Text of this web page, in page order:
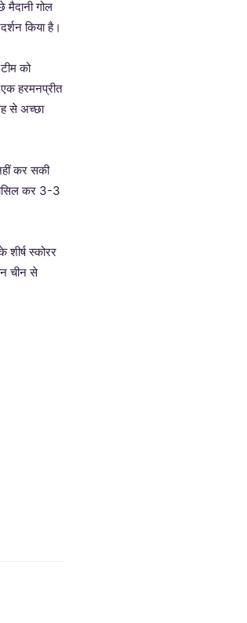
मैदानी गोल
किया है।
को
हरमनप्रीत
से अच्छा
कर सकी
कर 3-3
शीर्ष स्कोरर
चीन से